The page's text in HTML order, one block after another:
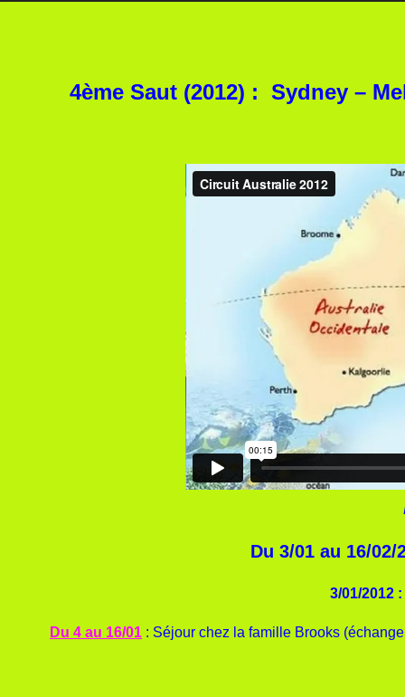
4ème Saut (2012) : Sydney –
Du 3/01 au 16/02/
3/01/2012
Du 4 au 16/01 : Séjour chez la famille Brooks